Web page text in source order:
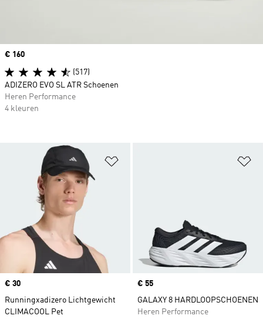
Price
€ 30
Runningxadizero Lichtgewicht
CLIMACOOL Pet
Price
€ 55
GALAXY 8 HARDLOOPSCHOENEN
Heren Performance
Price
€ 160
(517)
ADIZERO EVO SL ATR Schoenen
Heren Performance
4 kleuren